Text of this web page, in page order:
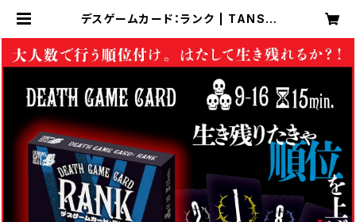
デスゲームカード：ランク | TANSA